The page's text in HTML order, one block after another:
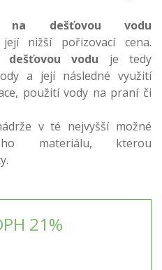
na dešťovou vodu
nižší pořizovací cena.
vodu je tedy
a její následné využití
použití vody na praní či
v té nejvyšší možné
materiálu, kterou
21%